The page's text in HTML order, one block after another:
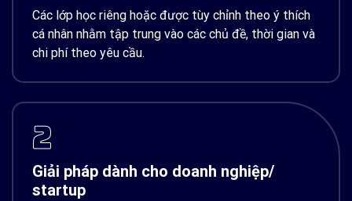
Các lớp học riêng hoặc được tùy chỉnh theo ý thích
cá nhân nhằm tập trung vào các chủ đề, thời gian và
chi phí theo yêu cầu.
2
Giải pháp dành cho doanh nghiệp/
startup